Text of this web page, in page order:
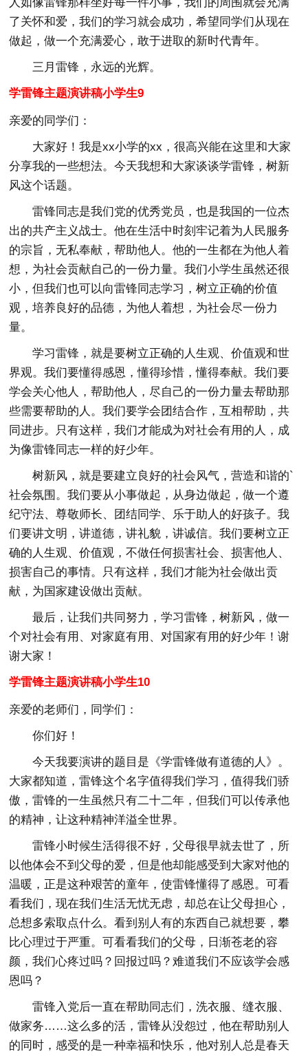
了关怀和爱，我们的学习就会成功，希望同学们从现在
做起，做一个充满爱心，敢于进取的新时代青年。
三月雷锋，永远的光辉。
学雷锋主题演讲稿小学生9
亲爱的同学们：
大家好！我是xx小学的xx，很高兴能在这里和大家
分享我的一些想法。今天我想和大家谈谈学雷锋，树新
风这个话题。
雷锋同志是我们党的优秀党员，也是我国的一位杰
出的共产主义战士。他在生活中时刻牢记着为人民服务
的宗旨，无私奉献，帮助他人。他的一生都在为他人着
想，为社会贡献自己的一份力量。我们小学生虽然还很
小，但我们也可以向雷锋同志学习，树立正确的价值
观，培养良好的品德，为他人着想，为社会尽一份力
量。
学习雷锋，就是要树立正确的人生观、价值观和世
界观。我们要懂得感恩，懂得珍惜，懂得奉献。我们要
学会关心他人，帮助他人，尽自己的一份力量去帮助那
些需要帮助的人。我们要学会团结合作，互相帮助，共
同进步。只有这样，我们才能成为对社会有用的人，成
为像雷锋同志一样的好少年。
树新风，就是要建立良好的社会风气，营造和谐的`
社会氛围。我们要从小事做起，从身边做起，做一个遵
纪守法、尊敬师长、团结同学、乐于助人的好孩子。我
们要讲文明，讲道德，讲礼貌，讲诚信。我们要树立正
确的人生观、价值观，不做任何损害社会、损害他人、
损害自己的事情。只有这样，我们才能为社会做出贡
献，为国家建设做出贡献。
最后，让我们共同努力，学习雷锋，树新风，做一
个对社会有用、对家庭有用、对国家有用的好少年！谢
谢大家！
学雷锋主题演讲稿小学生10
亲爱的老师们，同学们：
你们好！
今天我要演讲的题目是《学雷锋做有道德的人》。
大家都知道，雷锋这个名字值得我们学习，值得我们骄
傲，雷锋的一生虽然只有二十二年，但我们可以传承他
的精神，让这种精神洋溢全世界。
雷锋小时候生活得很不好，父母很早就去世了，所
以他体会不到父母的爱，但是他却能感受到大家对他的
温暖，正是这种艰苦的童年，使雷锋懂得了感恩。可看
看我们，现在我们生活无忧无虑，却总在让父母担心，
总想多索取点什么。看到别人有的东西自己就想要，攀
比心理过于严重。可看看我们的父母，日渐苍老的容
颜，我们心疼过吗？回报过吗？难道我们不应该学会感
恩吗？
雷锋入党后一直在帮助同志们，洗衣服、缝衣服、
做家务……这么多的活，雷锋从没怨过，他在帮助别人
的同时，感受的是一种幸福和快乐，他对别人总是春天